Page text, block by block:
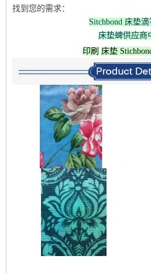
找到您的需求：
Sitchbond 床垫
床垫蜱供应商
印刷 床垫